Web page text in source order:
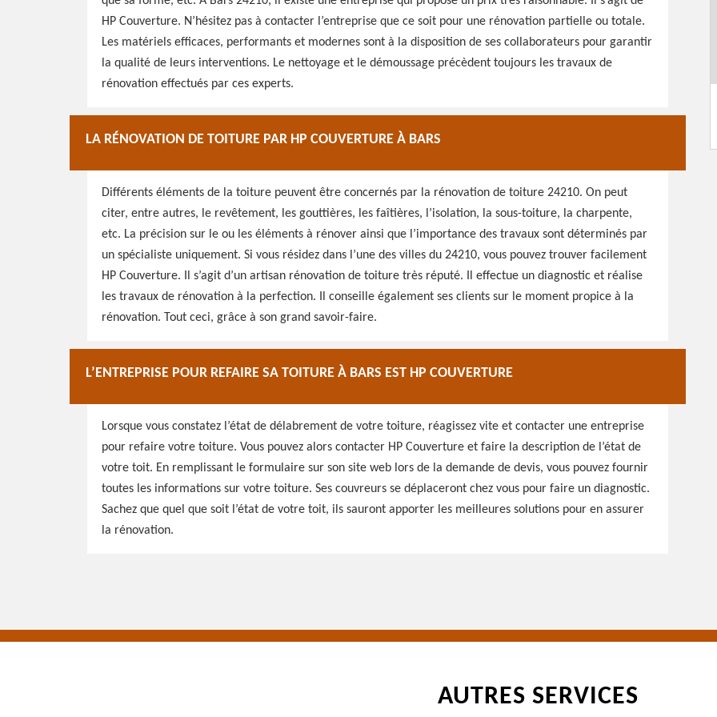
HP Couverture. N’hésitez pas à contacter l’entreprise que ce soit pour une rénovation partielle ou totale.
Les matériels efficaces, performants et modernes sont à la disposition de ses collaborateurs pour garantir
la qualité de leurs interventions. Le nettoyage et le démoussage précèdent toujours les travaux de
rénovation effectués par ces experts.
LA RÉNOVATION DE TOITURE PAR HP COUVERTURE À BARS
Différents éléments de la toiture peuvent être concernés par la rénovation de toiture 24210. On peut
citer, entre autres, le revêtement, les gouttières, les faîtières, l’isolation, la sous-toiture, la charpente,
etc. La précision sur le ou les éléments à rénover ainsi que l’importance des travaux sont déterminés par
un spécialiste uniquement. Si vous résidez dans l’une des villes du 24210, vous pouvez trouver facilement
HP Couverture. Il s’agit d’un artisan rénovation de toiture très réputé. Il effectue un diagnostic et réalise
les travaux de rénovation à la perfection. Il conseille également ses clients sur le moment propice à la
rénovation. Tout ceci, grâce à son grand savoir-faire.
L’ENTREPRISE POUR REFAIRE SA TOITURE À BARS EST HP COUVERTURE
Lorsque vous constatez l’état de délabrement de votre toiture, réagissez vite et contacter une entreprise
pour refaire votre toiture. Vous pouvez alors contacter HP Couverture et faire la description de l’état de
votre toit. En remplissant le formulaire sur son site web lors de la demande de devis, vous pouvez fournir
toutes les informations sur votre toiture. Ses couvreurs se déplaceront chez vous pour faire un diagnostic.
Sachez que quel que soit l’état de votre toit, ils sauront apporter les meilleures solutions pour en assurer
la rénovation.
AUTRES SERVICES